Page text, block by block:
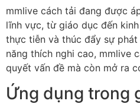
mmlive cách tải đang được
lĩnh vực, từ giáo dục đến
thực tiễn và thúc đẩy sự
năng thích nghi cao, mmlive
quyết vấn đề mà còn mở ra
Ứng dụng trong